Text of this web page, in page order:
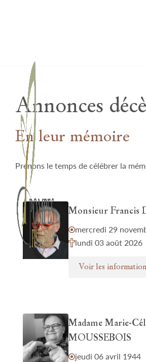
Annonces
En leur mémoire
Prenons le temps de célébrer la
Monsieur Francis
mercredi 29
lundi 03 août 2026
Voir les
Madame Marie-
MOUSSEBOIS
jeudi 06 avril 1944